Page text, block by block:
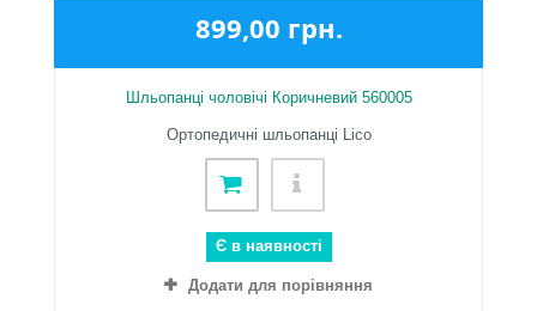
899,00 грн.
Шльопанці чоловічі Коричневий 560005
Ортопедичні шльопанці Lico
Є в наявності
Додати для порівняння